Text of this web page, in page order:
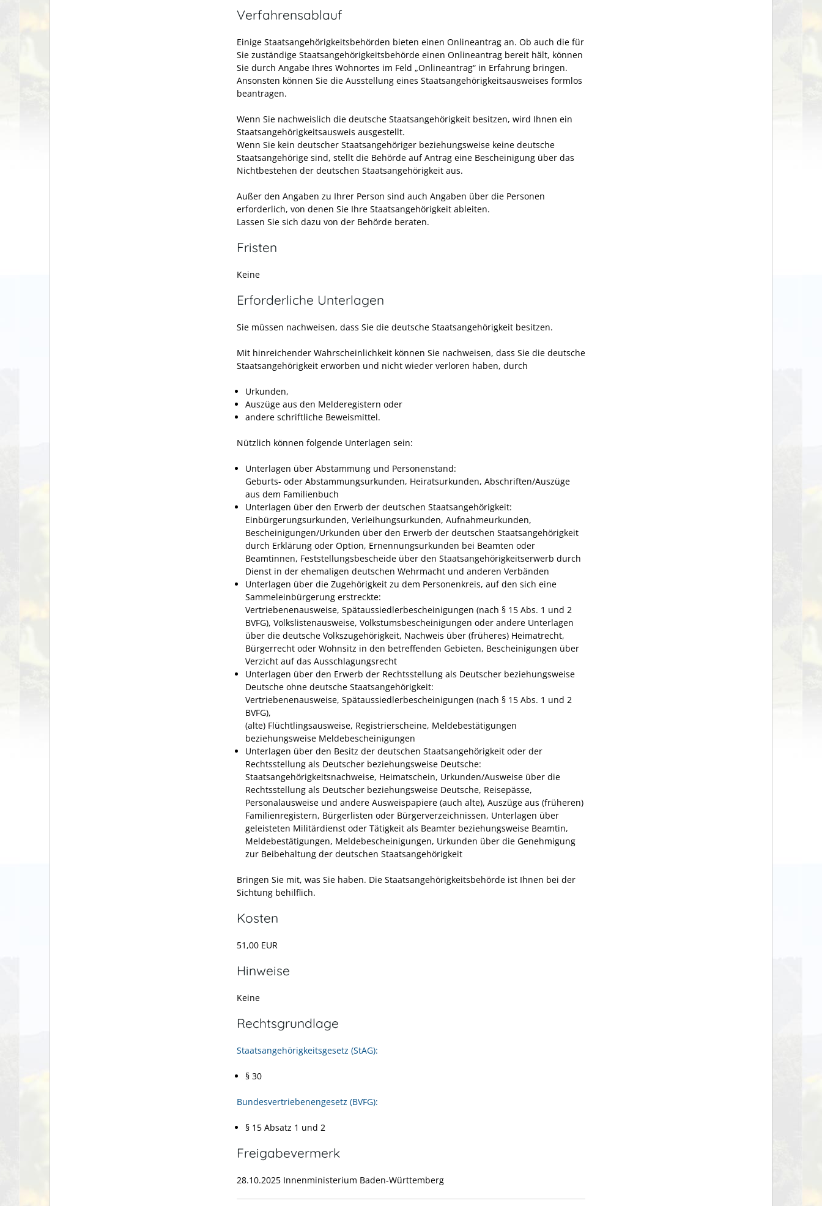
Verfahrensablauf
Einige Staatsangehörigkeitsbehörden bieten einen Onlineantrag an. Ob auch die für
Sie zuständige Staatsangehörigkeitsbehörde einen Onlineantrag bereit hält, können
Sie durch Angabe Ihres Wohnortes im Feld „Onlineantrag“ in Erfahrung bringen.
Ansonsten können Sie die Ausstellung eines Staatsangehörigkeitsausweises formlos
beantragen.
Wenn Sie nachweislich die deutsche Staatsangehörigkeit besitzen, wird Ihnen ein
Staatsangehörigkeitsausweis ausgestellt.
Wenn Sie kein deutscher Staatsangehöriger beziehungsweise keine deutsche
Staatsangehörige sind, stellt die Behörde auf Antrag eine Bescheinigung über das
Nichtbestehen der deutschen Staatsangehörigkeit aus.
Außer den Angaben zu Ihrer Person sind auch Angaben über die Personen
erforderlich, von denen Sie Ihre Staatsangehörigkeit ableiten.
Lassen Sie sich dazu von der Behörde beraten.
Fristen
Keine
Erforderliche Unterlagen
Sie müssen nachweisen, dass Sie die deutsche Staatsangehörigkeit besitzen.
Mit hinreichender Wahrscheinlichkeit können Sie nachweisen, dass Sie die deutsche
Staatsangehörigkeit erworben und nicht wieder verloren haben, durch
Urkunden,
Auszüge aus den Melderegistern oder
andere schriftliche Beweismittel.
Nützlich können folgende Unterlagen sein:
Unterlagen über Abstammung und Personenstand:
Geburts- oder Abstammungsurkunden, Heiratsurkunden, Abschriften/Auszüge
aus dem Familienbuch
Unterlagen über den Erwerb der deutschen Staatsangehörigkeit:
Einbürgerungsurkunden, Verleihungsurkunden, Aufnahmeurkunden,
Bescheinigungen/Urkunden über den Erwerb der deutschen Staatsangehörigkeit
durch Erklärung oder Option, Ernennungsurkunden bei Beamten oder
Beamtinnen, Feststellungsbescheide über den Staatsangehörigkeitserwerb durch
Dienst in der ehemaligen deutschen Wehrmacht und anderen Verbänden
Unterlagen über die Zugehörigkeit zu dem Personenkreis, auf den sich eine
Sammeleinbürgerung erstreckte:
Vertriebenenausweise, Spätaussiedlerbescheinigungen (nach § 15 Abs. 1 und 2
BVFG), Volkslistenausweise, Volkstumsbescheinigungen oder andere Unterlagen
über die deutsche Volkszugehörigkeit, Nachweis über (früheres) Heimatrecht,
Bürgerrecht oder Wohnsitz in den betreffenden Gebieten, Bescheinigungen über
Verzicht auf das Ausschlagungsrecht
Unterlagen über den Erwerb der Rechtsstellung als Deutscher beziehungsweise
Deutsche ohne deutsche Staatsangehörigkeit:
Vertriebenenausweise, Spätaussiedlerbescheinigungen (nach § 15 Abs. 1 und 2
BVFG),
(alte) Flüchtlingsausweise, Registrierscheine, Meldebestätigungen
beziehungsweise Meldebescheinigungen
Unterlagen über den Besitz der deutschen Staatsangehörigkeit oder der
Rechtsstellung als Deutscher beziehungsweise Deutsche:
Staatsangehörigkeitsnachweise, Heimatschein, Urkunden/Ausweise über die
Rechtsstellung als Deutscher beziehungsweise Deutsche, Reisepässe,
Personalausweise und andere Ausweispapiere (auch alte), Auszüge aus (früheren)
Familienregistern, Bürgerlisten oder Bürgerverzeichnissen, Unterlagen über
geleisteten Militärdienst oder Tätigkeit als Beamter beziehungsweise Beamtin,
Meldebestätigungen, Meldebescheinigungen, Urkunden über die Genehmigung
zur Beibehaltung der deutschen Staatsangehörigkeit
Bringen Sie mit, was Sie haben. Die Staatsangehörigkeitsbehörde ist Ihnen bei der
Sichtung behilflich.
Kosten
51,00 EUR
Hinweise
Keine
Rechtsgrundlage
Staatsangehörigkeitsgesetz (StAG):
§ 30
Bundesvertriebenengesetz (BVFG):
§ 15 Absatz 1 und 2
Freigabevermerk
28.10.2025 Innenministerium Baden-Württemberg